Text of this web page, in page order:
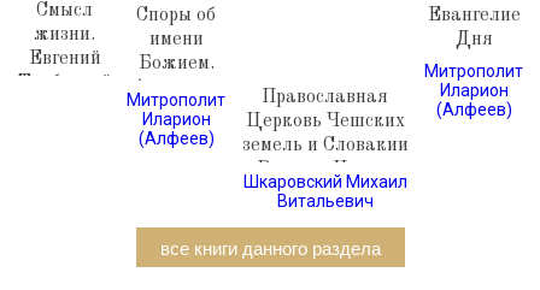
Смысл
жизни.
Евгений
Споры об
имени
Божием.
документы
1912-1938
Митрополит
Иларион
(Алфеев)
Православная
Церковь Чешских
земель и Словакии
в XX веке (история
Шкаровский Михаил
Витальевич
Евангелие
Дня
Митрополит
Иларион
(Алфеев)
все книги данного раздела